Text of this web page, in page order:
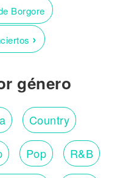
Borgore
›
género
Country
Pop R&B